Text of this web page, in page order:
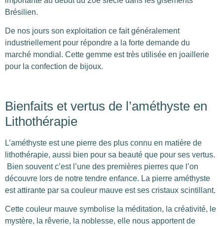
Brésilien.
De nos jours son exploitation ce fait généralement
industriellement pour répondre a la forte demande du
marché mondial. Cette gemme est très utilisée en joaillerie
pour la confection de bijoux.
Bienfaits et vertus de l’améthyste en
Lithothérapie
L’améthyste est une pierre des plus connu en matière de
lithothérapie, aussi bien pour sa beauté que pour ses vertus.
Bien souvent c’est l’une des premières pierres que l’on
découvre lors de notre tendre enfance. La pierre améthyste
est attirante par sa couleur mauve est ses cristaux scintillant.
Cette couleur mauve symbolise la méditation, la créativité, le
mystère, la rêverie, la noblesse, elle nous apportent de